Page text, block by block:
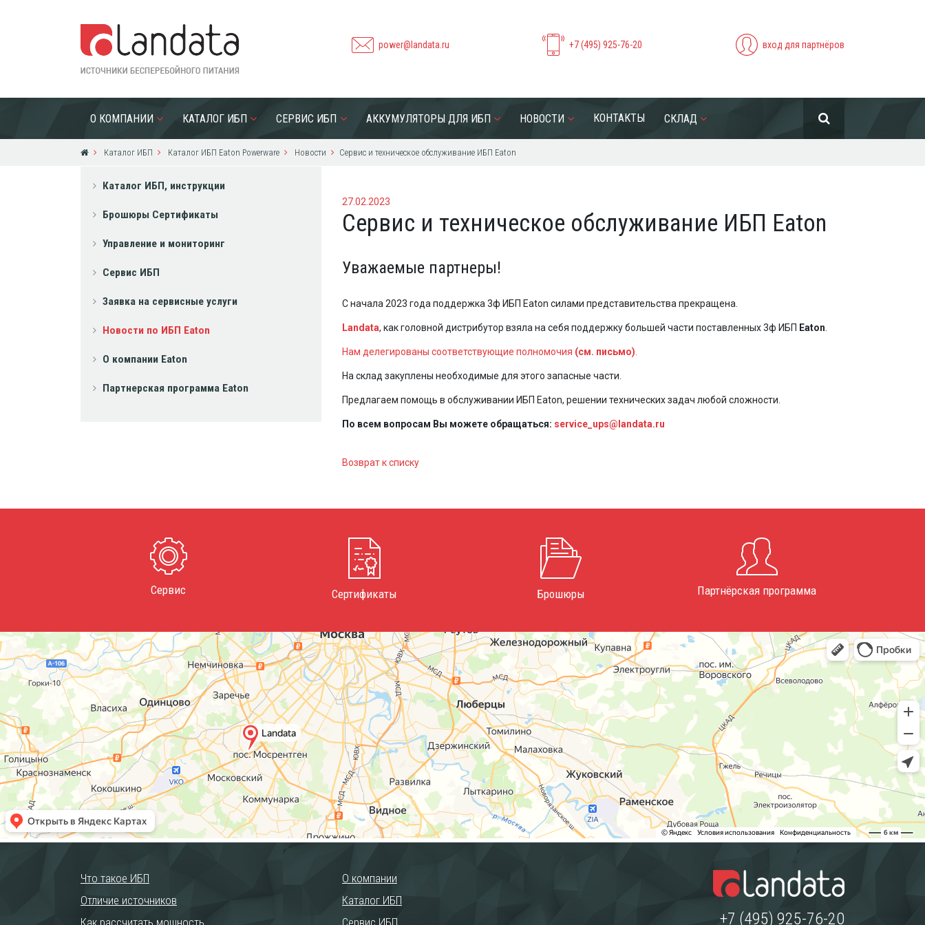
power@landata.ru +7 (495) 925-76-20 вход для партнёров
О КОМПАНИИ КАТАЛОГ ИБП СЕРВИС ИБП АККУМУЛЯТОРЫ ДЛЯ ИБП НОВОСТИ КОНТАКТЫ СКЛАД
Каталог ИБП Каталог ИБП Eaton Powerware Новости Сервис и техническое обслуживание ИБП Eaton
Каталог ИБП, инструкции
Брошюры Сертификаты
Управление и мониторинг
Сервис ИБП
Заявка на сервисные услуги
Новости по ИБП Eaton
О компании Eaton
Партнерская программа Eaton
27.02.2023
Сервис и техническое обслуживание ИБП Eaton
Уважаемые партнеры!
С начала 2023 года поддержка 3ф ИБП Eaton силами представительства прекращена.
Landata, как головной дистрибутор взяла на себя поддержку большей части поставленных 3ф ИБП Eaton
Нам делегированы соответствующие полномочия (см. письмо)
На склад закуплены необходимые для этого запасные части.
Предлагаем помощь в обслуживании ИБП Eaton, решении технических задач любой сложности.
По всем вопросам Вы можете обращаться: service_ups@landata.ru
Возврат к списку
Сервис Сертификаты Брошюры Партнёрская программа
Что такое ИБП
Отличие источников
Как рассчитать мощность
О компании
Каталог ИБП
Сервис ИБП
+7 (495) 925-76-20